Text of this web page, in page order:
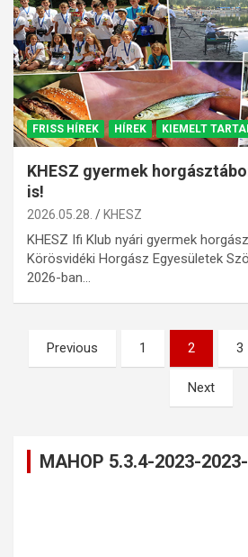
FRISS HÍREK HÍREK KIEMELT
KHESZ gyermek
is!
2026.05.28. KHESZ
KHESZ Ifi Klub nyári gyermek
Körösvidéki Horgász Egyesületek
2026-ban…
Bejegyzések
lapozása
Previous 1 2 3
Next
MAHOP 5.3.4-2023-